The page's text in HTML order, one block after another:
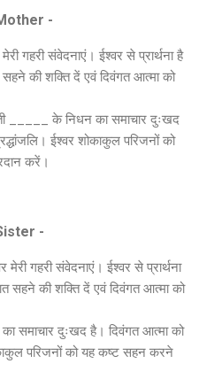
-
गहरी संवेदनाएं। ईश्वर से प्रार्थना है
की शक्ति दें एवं दिवंगत आत्मा को
_____ के निधन का समाचार दुःखद
ईश्वर शोकाकुल परिजनों को
करें।
-
गहरी संवेदनाएं। ईश्वर से प्रार्थना
सहने की शक्ति दें एवं दिवंगत आत्मा को
समाचार दुःखद है। दिवंगत आत्मा को
परिजनों को यह कष्ट सहन करने